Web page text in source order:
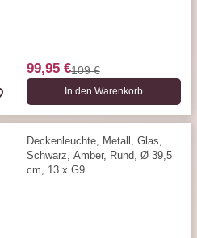
99,95 €109 €
In den Warenkorb
Deckenleuchte, Metall, Glas,
Schwarz, Amber, Rund, Ø 39,5
cm, 13 x G9